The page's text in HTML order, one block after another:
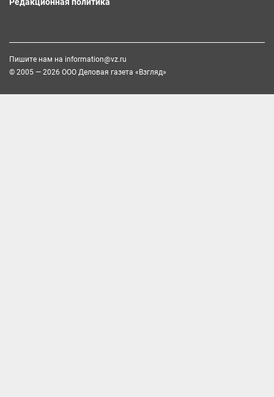
Редакционная политика
Пишите нам на information@vz.ru
© 2005 — 2026 ООО Деловая газета «Взгляд»